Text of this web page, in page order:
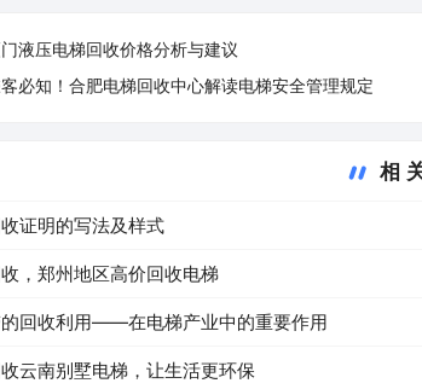
门液压电梯回收价格分析与建议
必知！合肥电梯回收中心解读电梯安全管理规定
相
证明的写法及样式
，郑州地区高价回收电梯
回收利用——在电梯产业中的重要作用
云南别墅电梯，让生活更环保